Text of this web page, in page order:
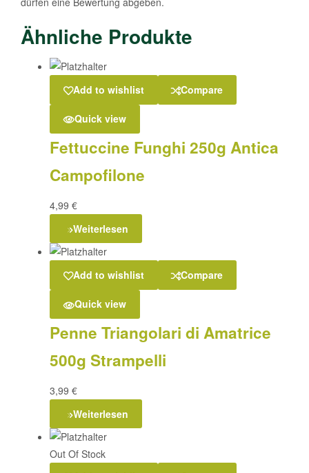
Ähnliche Produkte
Add to wishlist Compare
Quick view
Fettuccine Funghi 250g Antica
Campofilone
4,99 €
Weiterlesen
Add to wishlist Compare
Quick view
Penne Triangolari di Amatrice
500g Strampelli
3,99 €
Weiterlesen
Out Of Stock